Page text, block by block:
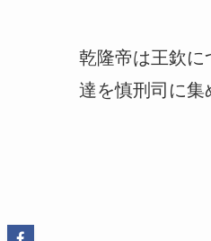
乾隆帝は王欽に
達を慎刑司に集